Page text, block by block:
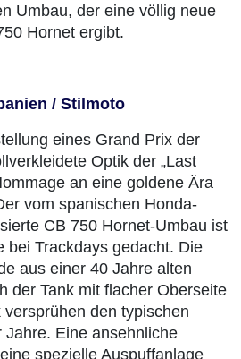
Umbau, der eine völlig neue
Hornet ergibt.
/ Stilmoto
eines Grand Prix der
Optik der „Last
an eine goldene Ära
vom spanischen Honda-
CB 750 Hornet-Umbau ist
bei Trackdays gedacht. Die
aus einer 40 Jahre alten
der Tank mit flacher Oberseite
den typischen
Jahre. Eine ansehnliche
spezielle Auspuffanlage